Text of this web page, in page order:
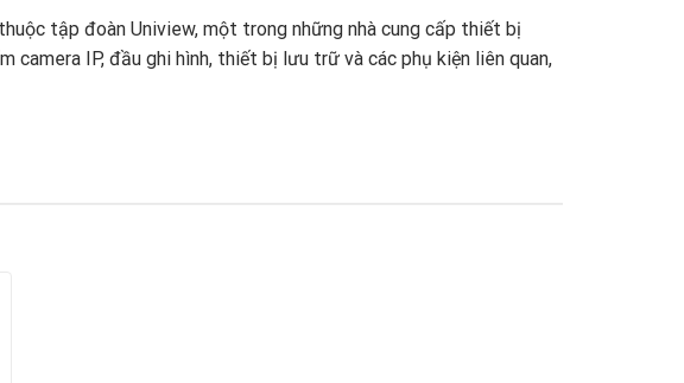
tập đoàn Uniview, một trong những nhà cung cấp thiết bị
IP, đầu ghi hình, thiết bị lưu trữ và các phụ kiện liên quan,
Uniview.
chất lượng cao nhưng với mức giá rất cạnh tranh. Đây là lựa chọn